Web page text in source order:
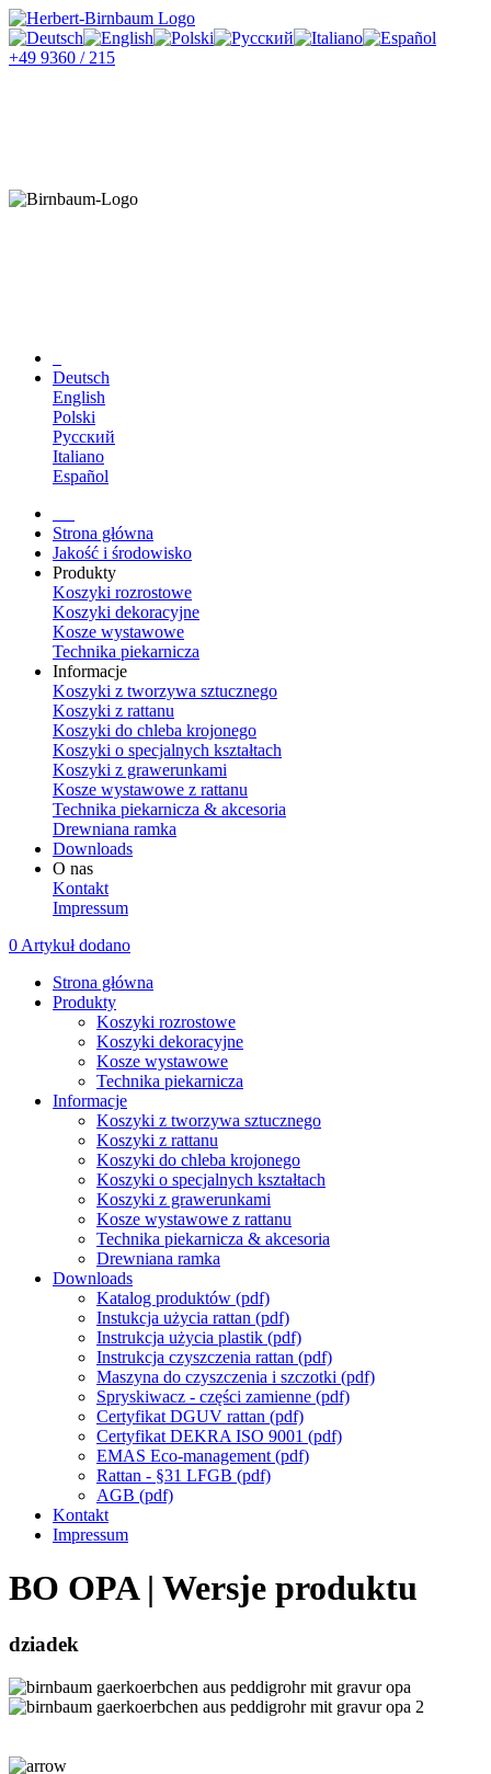
+49 9360 / 215
Deutsch
English
Polski
Русский
Italiano
Español
Strona główna
Jakość i środowisko
Produkty
Koszyki rozrostowe
Koszyki dekoracyjne
Kosze wystawowe
Technika piekarnicza
Informacje
Koszyki z tworzywa sztucznego
Koszyki z rattanu
Koszyki do chleba krojonego
Koszyki o specjalnych kształtach
Koszyki z grawerunkami
Kosze wystawowe z rattanu
Technika piekarnicza & akcesoria
Drewniana ramka
Downloads
O nas
Kontakt
Impressum
0 Artykuł dodano
Strona główna
Produkty
Koszyki rozrostowe
Koszyki dekoracyjne
Kosze wystawowe
Technika piekarnicza
Informacje
Koszyki z tworzywa sztucznego
Koszyki z rattanu
Koszyki do chleba krojonego
Koszyki o specjalnych kształtach
Koszyki z grawerunkami
Kosze wystawowe z rattanu
Technika piekarnicza & akcesoria
Drewniana ramka
Downloads
Katalog produktów (pdf)
Instukcja użycia rattan (pdf)
Instrukcja użycia plastik (pdf)
Instrukcja czyszczenia rattan (pdf)
Maszyna do czyszczenia i szczotki (pdf)
Spryskiwacz - części zamienne (pdf)
Certyfikat DGUV rattan (pdf)
Certyfikat DEKRA ISO 9001 (pdf)
EMAS Eco-management (pdf)
Rattan - §31 LFGB (pdf)
AGB (pdf)
Kontakt
Impressum
BO OPA | Wersje produktu
dziadek